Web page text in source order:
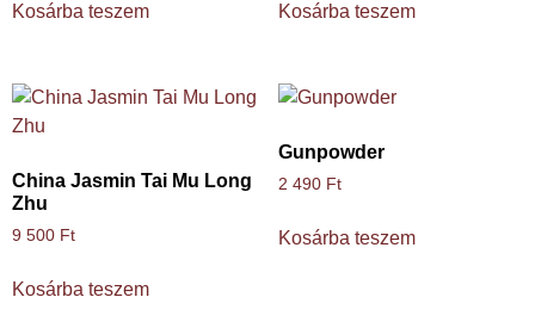
Kosárba teszem Kosárba teszem
China Jasmin Tai Mu Long
Zhu
9 500 Ft
Kosárba teszem
Gunpowder
2 490 Ft
Kosárba teszem